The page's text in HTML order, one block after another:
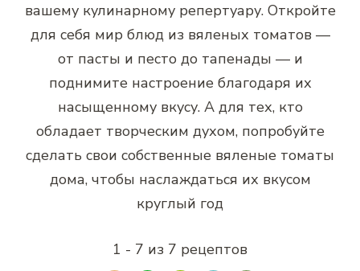
вашему кулинарному репертуару. Откройте
для себя мир блюд из вяленых томатов —
от пасты и песто до тапенады — и
поднимите настроение благодаря их
насыщенному вкусу. А для тех, кто
обладает творческим духом, попробуйте
сделать свои собственные вяленые томаты
дома, чтобы наслаждаться их вкусом
круглый год
1 - 7 из 7 рецептов